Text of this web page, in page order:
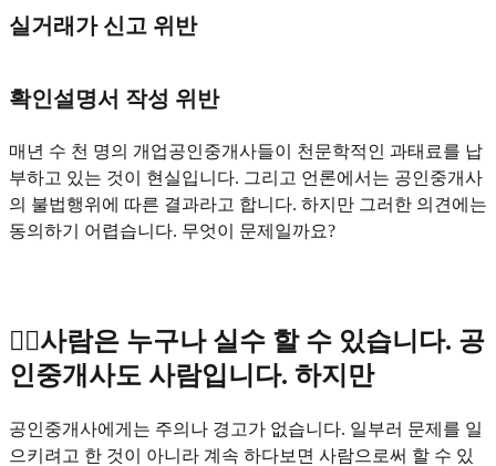
실거래가 신고 위반
확인설명서 작성 위반
매년 수 천 명의 개업공인중개사들이 천문학적인 과태료를 납
부하고 있는 것이 현실입니다. 그리고 언론에서는 공인중개사
의 불법행위에 따른 결과라고 합니다. 하지만 그러한 의견에는
동의하기 어렵습니다. 무엇이 문제일까요?
🕵️‍♂️사람은 누구나 실수 할 수 있습니다. 공
인중개사도 사람입니다. 하지만
공인중개사에게는 주의나 경고가 없습니다. 일부러 문제를 일
으키려고 한 것이 아니라 계속 하다보면 사람으로써 할 수 있